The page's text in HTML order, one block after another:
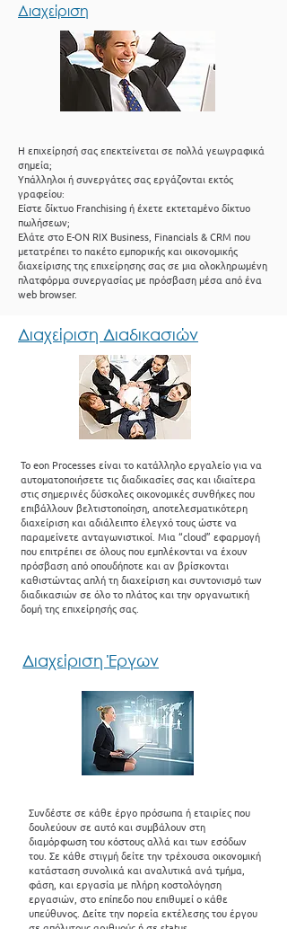
Διαχείριση
Η επιχείρησή σας επεκτείνεται σε πολλά γεωγραφικά
σημεία;
Yπάλληλοι ή συνεργάτες σας εργάζονται εκτός
γραφείου:
Είστε δίκτυο Franchising ή έχετε εκτεταμένο δίκτυο
πωλήσεων;
Ελάτε στο Ε-ΟΝ RIX Business, Financials & CRM που
μετατρέπει το πακέτο εμπορικής και οικονομικής
διαχείρισης της επιχείρησης σας σε μια ολοκληρωμένη
πλατφόρμα συνεργασίας με πρόσβαση μέσα από ένα
web browser.
Διαχείριση Διαδικασιών
Το eon Processes είναι το κατάλληλο εργαλείο για να
αυτοματοποιήσετε τις διαδικασίες σας και ιδιαίτερα
στις σημερινές δύσκολες οικονομικές συνθήκες που
επιβάλλουν βελτιστοποίηση, αποτελεσματικότερη
διαχείριση και αδιάλειπτο έλεγχό τους ώστε να
παραμείνετε ανταγωνιστικοί. Μια “cloud” εφαρμογή
που επιτρέπει σε όλους που εμπλέκονται να έχουν
πρόσβαση από οπουδήποτε και αν βρίσκονται
καθιστώντας απλή τη διαχείριση και συντονισμό των
διαδικασιών σε όλο το πλάτος και την οργανωτική
δομή της επιχείρησής σας.
Διαχείριση Έργων
Συνδέστε σε κάθε έργο πρόσωπα ή εταιρίες που
δουλεύουν σε αυτό και συμβάλουν στη
διαμόρφωση του κόστους αλλά και των εσόδων
του. Σε κάθε στιγμή δείτε την τρέχουσα οικονομική
κατάσταση συνολικά και αναλυτικά ανά τμήμα,
φάση, και εργασία με πλήρη κοστολόγηση
εργασιών, στο επίπεδο που επιθυμεί ο κάθε
υπεύθυνος. Δείτε την πορεία εκτέλεσης του έργου